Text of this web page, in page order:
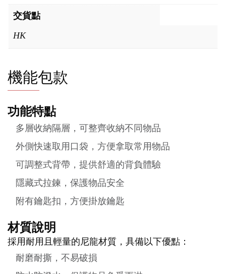
交貨點
HK
機能包款
功能特點
多層收納隔層，可整齊收納不同物品
外側快速取用口袋，方便拿取常用物品
可調整式背帶，提供舒適的背負體驗
隱藏式拉鍊，保護物品安全
附有鑰匙扣，方便掛放鑰匙
材質說明
採用耐用且輕量的尼龍材質，具備以下優點：
耐磨耐撕，不易破損